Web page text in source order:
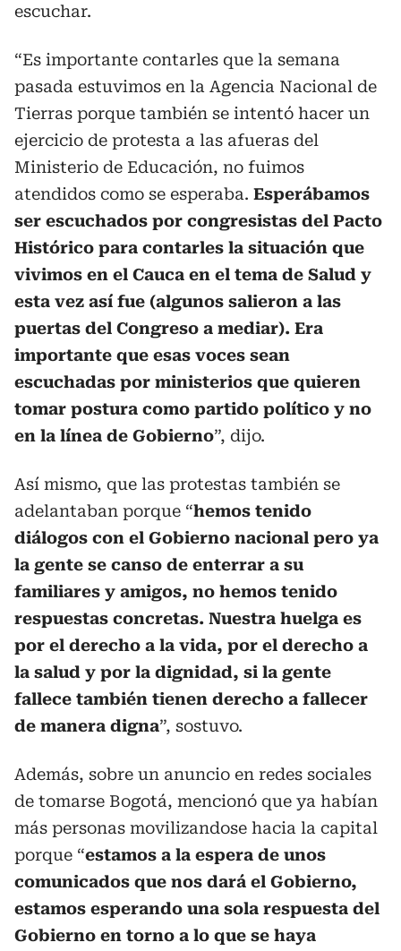
escuchar.
“Es importante contarles que la semana
pasada estuvimos en la Agencia Nacional de
Tierras porque también se intentó hacer un
ejercicio de protesta a las afueras del
Ministerio de Educación, no fuimos
atendidos como se esperaba. Esperábamos
ser escuchados por congresistas del Pacto
Histórico para contarles la situación que
vivimos en el Cauca en el tema de Salud y
esta vez así fue (algunos salieron a las
puertas del Congreso a mediar). Era
importante que esas voces sean
escuchadas por ministerios que quieren
tomar postura como partido político y no
en la línea de Gobierno”, dijo.
Así mismo, que las protestas también se
adelantaban porque “hemos tenido
diálogos con el Gobierno nacional pero ya
la gente se canso de enterrar a su
familiares y amigos, no hemos tenido
respuestas concretas. Nuestra huelga es
por el derecho a la vida, por el derecho a
la salud y por la dignidad, si la gente
fallece también tienen derecho a fallecer
de manera digna”, sostuvo.
Además, sobre un anuncio en redes sociales
de tomarse Bogotá, mencionó que ya habían
más personas movilizandose hacia la capital
porque “estamos a la espera de unos
comunicados que nos dará el Gobierno,
estamos esperando una sola respuesta del
Gobierno en torno a lo que se haya